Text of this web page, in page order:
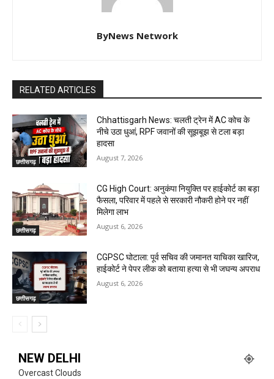
ByNews Network
RELATED ARTICLES
छत्तीसगढ़
Chhattisgarh News: चलती ट्रेन में AC कोच के
नीचे उठा धुआं, RPF जवानों की सूझबूझ से टला बड़ा
हादसा
August 7, 2026
छत्तीसगढ़
CG High Court: अनुकंपा नियुक्ति पर हाईकोर्ट का बड़ा
फैसला, परिवार में पहले से सरकारी नौकरी होने पर नहीं
मिलेगा लाभ
August 6, 2026
छत्तीसगढ़
CGPSC घोटाला: पूर्व सचिव की जमानत याचिका खारिज,
हाईकोर्ट ने पेपर लीक को बताया हत्या से भी जघन्य अपराध
August 6, 2026
NEW DELHI
Overcast Clouds